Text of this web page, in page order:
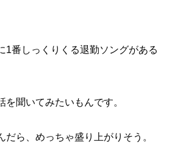
1番しっくりくる退勤ソングがある
を聞いてみたいもんです。
だら、めっちゃ盛り上がりそう。